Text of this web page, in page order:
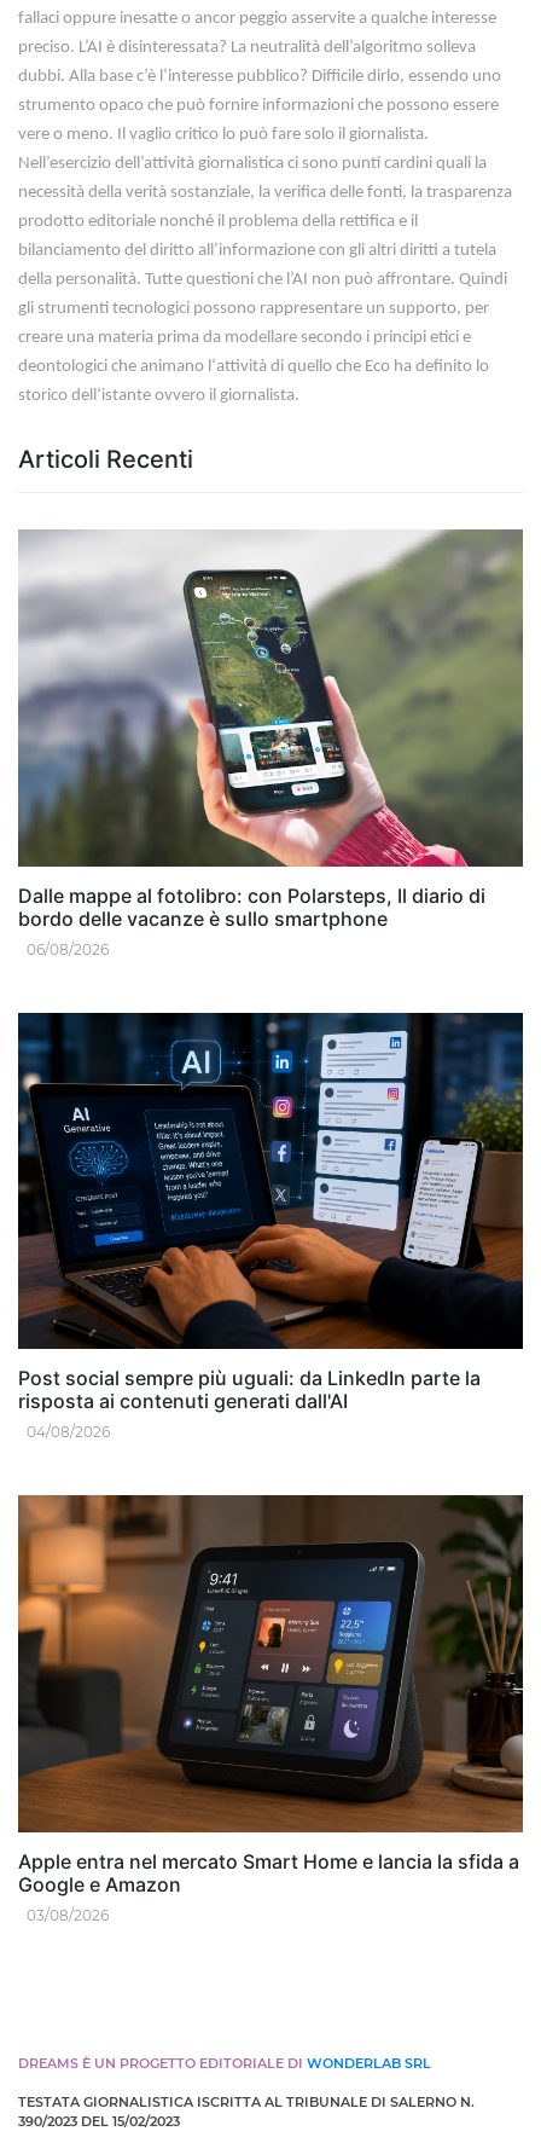
fallaci oppure inesatte o ancor peggio asservite a qualche interesse
preciso. L’AI è disinteressata? La neutralità dell’algoritmo solleva
dubbi. Alla base c’è l’interesse pubblico? Difficile dirlo, essendo uno
strumento opaco che può fornire informazioni che possono essere
vere o meno. Il vaglio critico lo può fare solo il giornalista.
Nell’esercizio dell’attività giornalistica ci sono punti cardini quali la
necessità della verità sostanziale, la verifica delle fonti, la trasparenza
prodotto editoriale nonché il problema della rettifica e il
bilanciamento del diritto all’informazione con gli altri diritti a tutela
della personalità. Tutte questioni che l’AI non può affrontare. Quindi
gli strumenti tecnologici possono rappresentare un supporto, per
creare una materia prima da modellare secondo i principi etici e
deontologici che animano l‘attività di quello che Eco ha definito lo
storico dell’istante ovvero il giornalista.
Articoli Recenti
Dalle mappe al fotolibro: con Polarsteps, Il diario di
bordo delle vacanze è sullo smartphone
06/08/2026
Post social sempre più uguali: da LinkedIn parte la
risposta ai contenuti generati dall'AI
04/08/2026
Apple entra nel mercato Smart Home e lancia la sfida a
Google e Amazon
03/08/2026
DREAMS È UN PROGETTO EDITORIALE DI WONDERLAB SRL
TESTATA GIORNALISTICA ISCRITTA AL TRIBUNALE DI SALERNO N.
390/2023 DEL 15/02/2023